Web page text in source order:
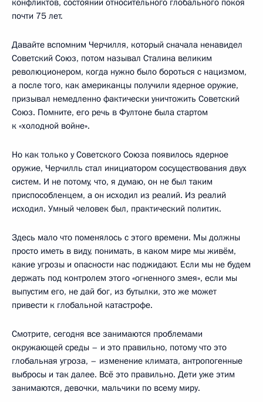
почти 75 лет.
Давайте вспомним Черчилля, который сначала ненавидел
Советский Союз, потом называл Сталина великим
революционером, когда нужно было бороться с нацизмом,
а после того, как американцы получили ядерное оружие,
призывал немедленно фактически уничтожить Советский
Союз. Помните, его речь в Фултоне была стартом
к «холодной войне».
Но как только у Советского Союза появилось ядерное
оружие, Черчилль стал инициатором сосуществования двух
систем. И не потому, что, я думаю, он не был таким
приспособленцем, а он исходил из реалий. Из реалий
исходил. Умный человек был, практический политик.
Здесь мало что поменялось с этого времени. Мы должны
просто иметь в виду, понимать, в каком мире мы живём,
какие угрозы и опасности нас поджидают. Если мы не будем
держать под контролем этого «огненного змея», если мы
выпустим его, не дай бог, из бутылки, это же может
привести к глобальной катастрофе.
Смотрите, сегодня все занимаются проблемами
окружающей среды – и это правильно, потому что это
глобальная угроза, – изменение климата, антропогенные
выбросы и так далее. Всё это правильно. Дети уже этим
занимаются, девочки, мальчики по всему миру.